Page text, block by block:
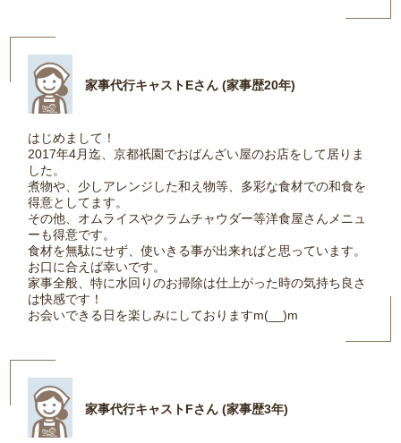
家事代行キャストEさん (家事歴20年)
はじめまして！
2017年4月迄、京都祇園でおばんざい屋のお店をして居りま
した。
煮物や、少しアレンジした和え物等、多彩な食材での和食を
得意としてます。
その他、オムライスやクラムチャウダー等洋食屋さんメニュ
ーも得意です。
食材を無駄にせず、使いきる事が出来ればと思っています。
お口に合えば幸いです。
家事全般、特に水回りのお掃除は仕上がった時の気持ち良さ
は快感です！
お会いできる日を楽しみにしておりますm(__)m
家事代行キャストFさん (家事歴3年)